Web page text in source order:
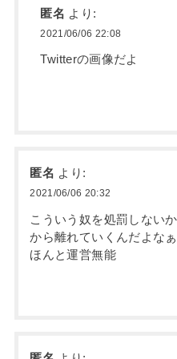
匿名 より:
2021/06/06 22:08
Twitterの画像だよ
匿名 より:
2021/06/06 20:32
こういう奴を処罰しない
から離れていくんだよなぁ
ほんと運営無能